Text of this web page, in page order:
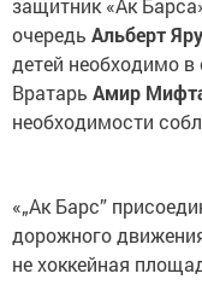
защитник «Ак
очередь Альберт
детей необходимо в
Вратарь Амир
необходимости
«„Ак Барс”
дорожного
не хоккейная